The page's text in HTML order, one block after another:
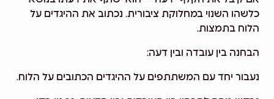
כלשהו השנוי במחלוקת ציבורית. נכתוב את ההיגדים על
הלוח בתמצות.
הבחנה בין עובדה ובין דעה:
נעבור יחד עם המשתתפים על ההיגדים הכתובים על הלוח.